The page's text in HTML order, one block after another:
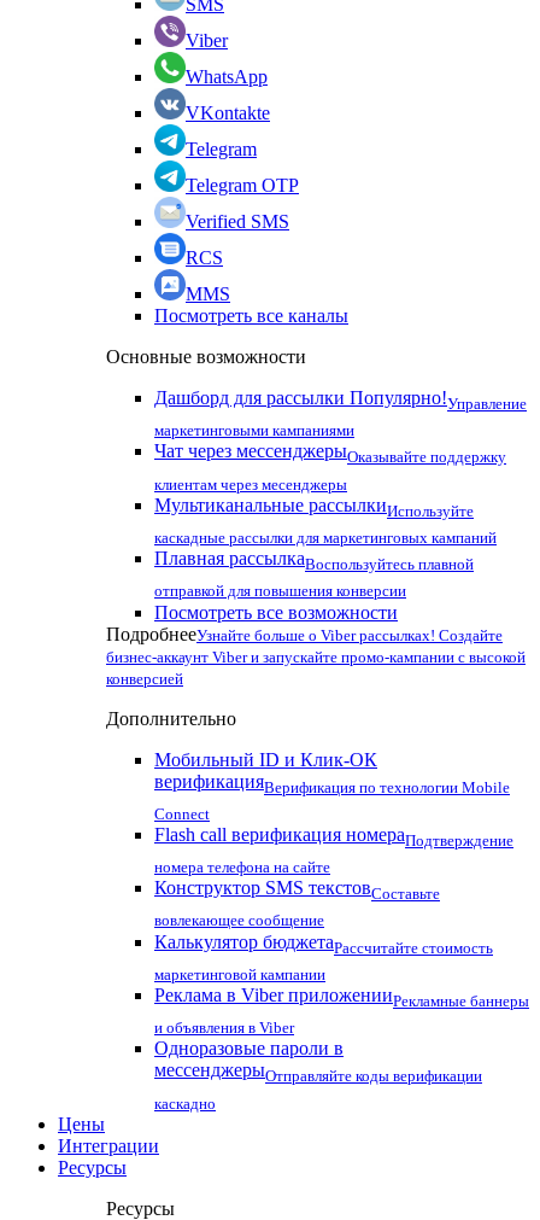
SMS
Viber
WhatsApp
VKontakte
Telegram
Telegram OTP
Verified SMS
RCS
MMS
Посмотреть все каналы
Основные возможности
Дашборд для рассылки Популярно!Управление
маркетинговыми кампаниями
Чат через мессенджерыОказывайте поддержку
клиентам через месенджеры
Мультиканальные рассылкиИспользуйте
каскадные рассылки для маркетинговых кампаний
Плавная рассылкаВоспользуйтесь плавной
отправкой для повышения конверсии
Посмотреть все возможности
ПодробнееУзнайте больше о Viber рассылках! Создайте
бизнес-аккаунт Viber и запускайте промо-кампании с высокой
конверсией
Дополнительно
Мобильный ID и Клик-ОК
верификацияВерификация по технологии Mobile
Connect
Flash call верификация номераПодтверждение
номера телефона на сайте
Конструктор SMS текстовСоставьте
вовлекающее сообщение
Калькулятор бюджетаРассчитайте стоимость
маркетинговой кампании
Реклама в Viber приложенииРекламные баннеры
и объявления в Viber
Одноразовые пароли в
мессенджерыОтправляйте коды верификации
каскадно
Цены
Интеграции
Ресурсы
Ресурсы